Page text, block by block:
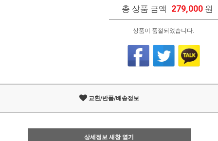
총 상품 금액 279,000 원
상품이 품절되었습니다.
교환/반품/배송정보
상세정보 새창 열기